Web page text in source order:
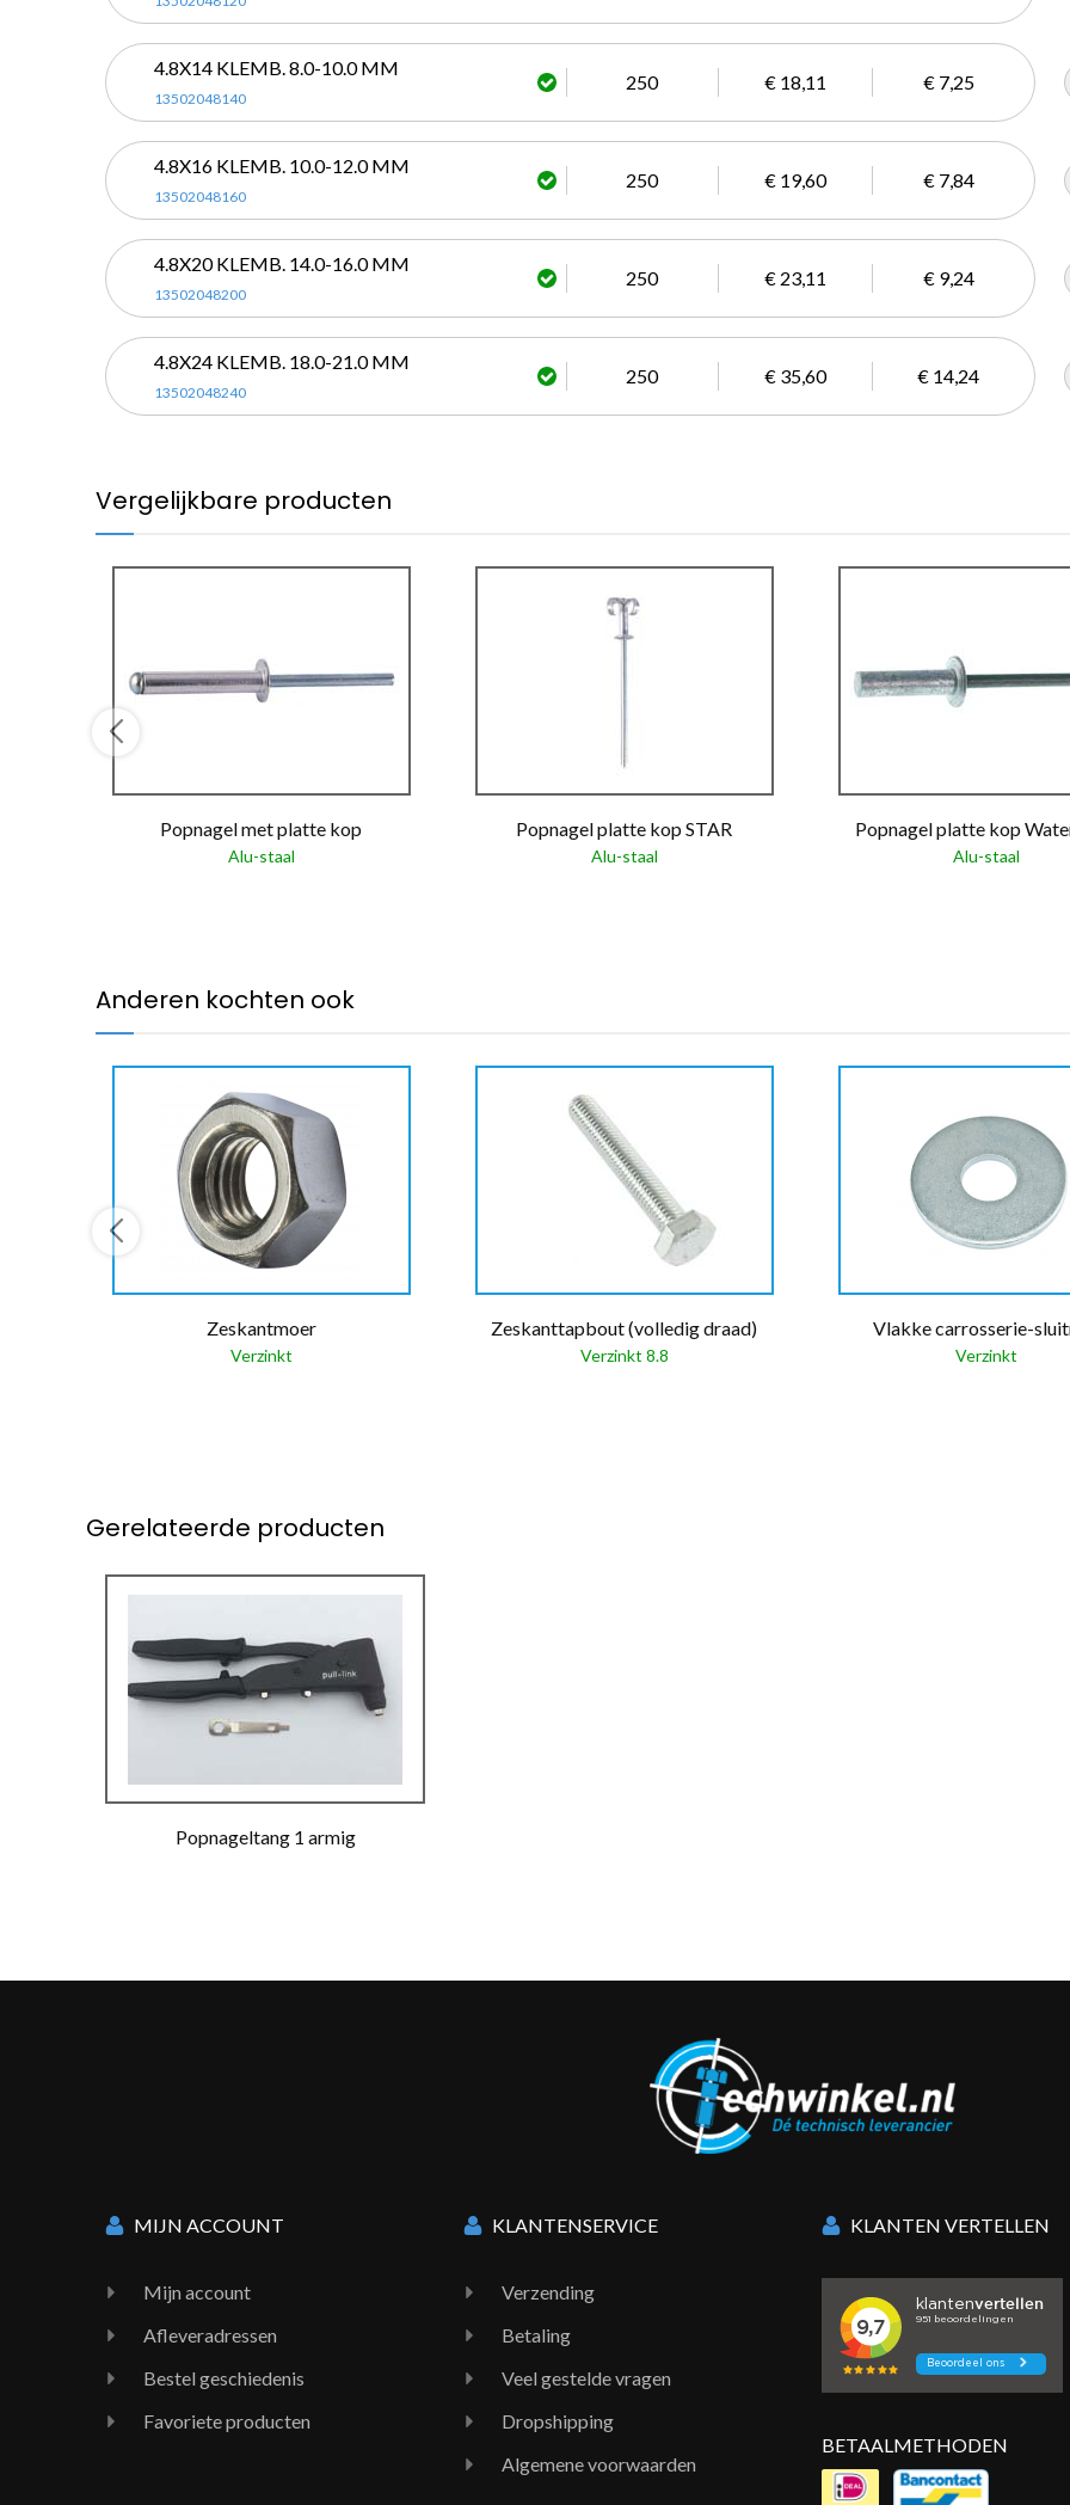
4.8X14 KLEMB. 8.0-10.0 MM
13502048140
250 € 18,11 € 7,25
4.8X16 KLEMB. 10.0-12.0 MM
13502048160
250 € 19,60 € 7,84
4.8X20 KLEMB. 14.0-16.0 MM
13502048200
250 € 23,11 € 9,24
4.8X24 KLEMB. 18.0-21.0 MM
13502048240
250 € 35,60 € 14,24
Vergelijkbare producten
Popnagel met platte kop
Alu-staal
Popnagel platte kop STAR
Alu-staal
Popnagel platte kop
Alu-staal
Anderen kochten ook
Zeskantmoer
Verzinkt
Zeskanttapbout (volledig draad)
Verzinkt 8.8
Vlakke carrosserie-
Verzinkt
Gerelateerde producten
Popnageltang 1 armig
MIJN ACCOUNT
Mijn account
Afleveradressen
Bestel geschiedenis
Favoriete producten
KLANTENSERVICE
Verzending
Betaling
Veel gestelde vragen
Dropshipping
Algemene voorwaarden
KLANTEN VERTELLEN
BETAALMETHODEN